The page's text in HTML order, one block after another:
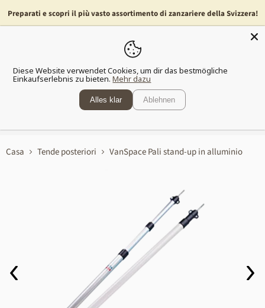
Preparati e scopri il più vasto assortimento di zanzariere della Svizzera!
Casa Tende posteriori VanSpace Pali stand-up in alluminio
Diese Website verwendet Cookies, um dir das bestmögliche
Einkaufserlebnis zu bieten. Mehr dazu
Alles klar Ablehnen